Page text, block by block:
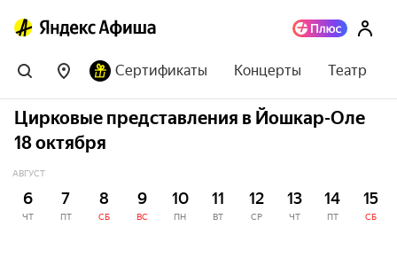
Сертификаты Концерты Театр
Цирковые представления в Йошкар-Оле
18 октября
АВГУСТ
6
ЧТ
7
ПТ
8
СБ
9
ВС
10
ПН
11
ВТ
12
СР
13
ЧТ
14
ПТ
15
СБ